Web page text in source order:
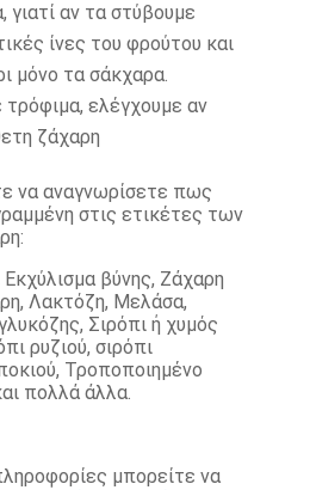
αν τα στύβουμε
ίνες του φρούτου και
μόνο τα σάκχαρα.
ελέγχουμε αν
ζάχαρη
να αναγνωρίσετε πως
στις ετικέτες των
βύνης, Ζάχαρη
Λακτόζη, Μελάσα,
Σιρόπι ή χυμός
ρυζιού, σιρόπι
Τροποποιημένο
πολλά άλλα.
μπορείτε να